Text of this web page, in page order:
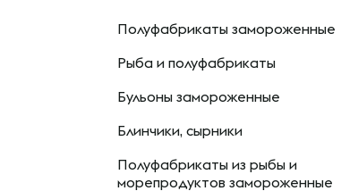
Полуфабрикаты замороженные
Рыба и полуфабрикаты
Бульоны замороженные
Блинчики, сырники
Полуфабрикаты из рыбы и
морепродуктов замороженные